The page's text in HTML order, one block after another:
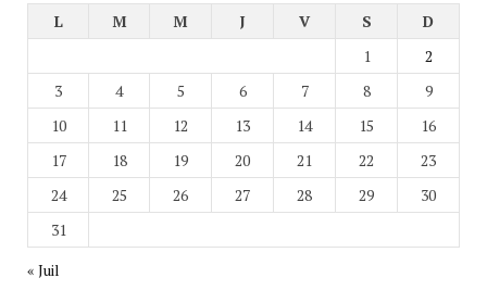
L
M M J V S
D
1
2
3
4 5 6 7 8
9
10
11 12 13 14 15
16
17
18 19 20 21 22
23
24
25 26 27 28 29
30
31
« Juil